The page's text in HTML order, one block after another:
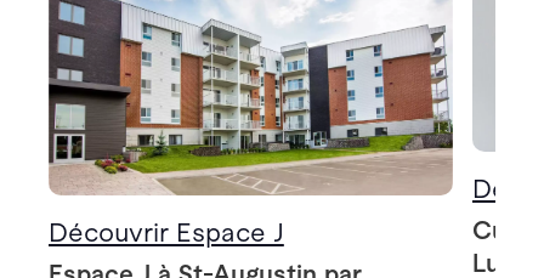
Découvrir Espace J